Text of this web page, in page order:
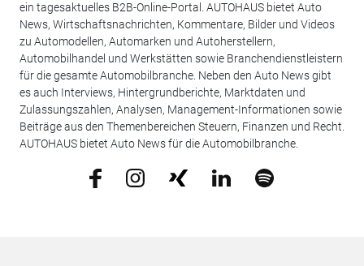
ein tagesaktuelles B2B-Online-Portal. AUTOHAUS bietet Auto
News, Wirtschaftsnachrichten, Kommentare, Bilder und Videos
zu Automodellen, Automarken und Autoherstellern,
Automobilhandel und Werkstätten sowie Branchendienstleistern
für die gesamte Automobilbranche. Neben den Auto News gibt
es auch Interviews, Hintergrundberichte, Marktdaten und
Zulassungszahlen, Analysen, Management-Informationen sowie
Beiträge aus den Themenbereichen Steuern, Finanzen und Recht.
AUTOHAUS bietet Auto News für die Automobilbranche.